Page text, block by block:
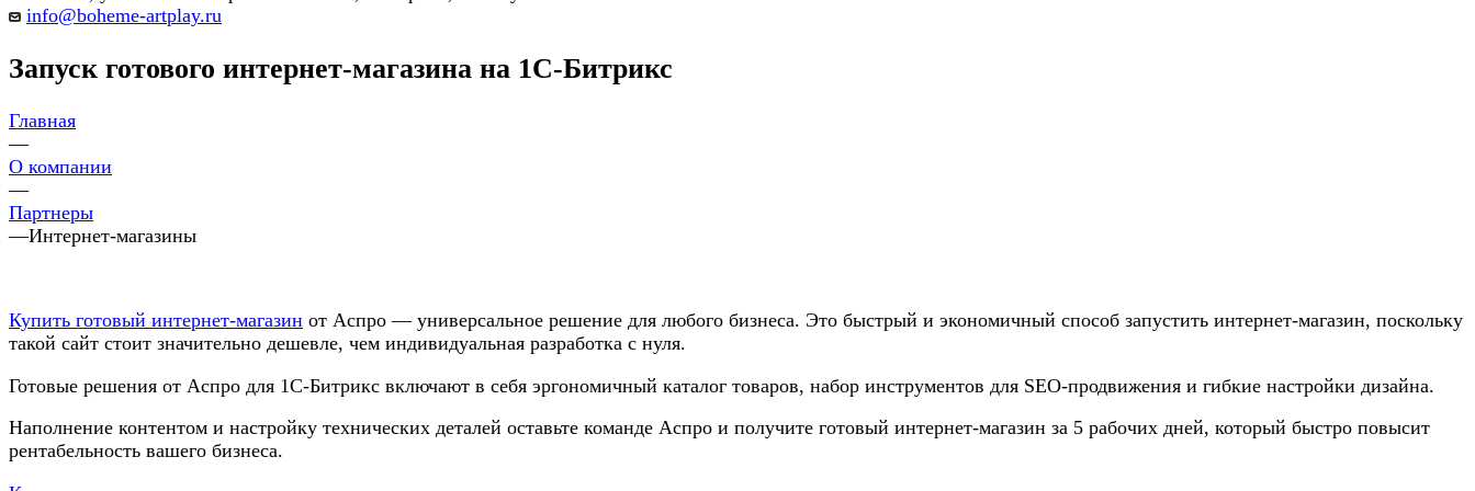
info@boheme-artplay.ru
Запуск готового интернет-магазина на 1С-Битрикс
Главная
—
О компании
—
Партнеры
—Интернет-магазины
Купить готовый интернет-магазин от Аспро — универсальное решение для любого бизнеса. Это быстрый и экономичный способ запустить интернет-магазин, поскольку
такой сайт стоит значительно дешевле, чем индивидуальная разработка с нуля.
Готовые решения от Аспро для 1С-Битрикс включают в себя эргономичный каталог товаров, набор инструментов для SEO-продвижения и гибкие настройки дизайна.
Наполнение контентом и настройку технических деталей оставьте команде Аспро и получите готовый интернет-магазин за 5 рабочих дней, который быстро повысит
рентабельность вашего бизнеса.